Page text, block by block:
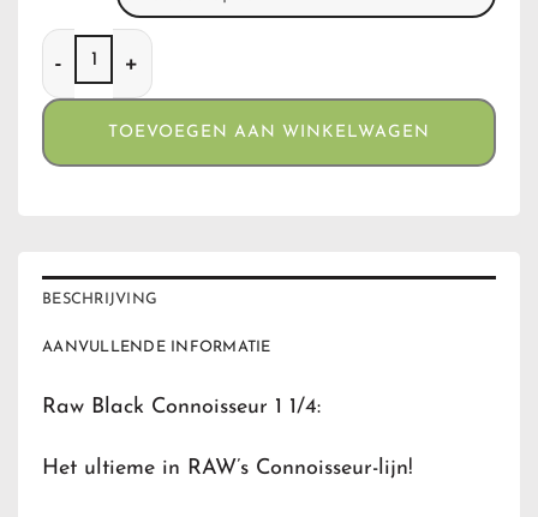
Raw Black Connoisseur 1 1/4 aantal
TOEVOEGEN AAN WINKELWAGEN
BESCHRIJVING
AANVULLENDE INFORMATIE
Raw Black Connoisseur 1 1/4:
Het ultieme in RAW’s Connoisseur-lijn!